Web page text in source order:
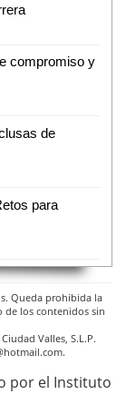
compromiso y
de
para
Queda prohibida la
de los contenidos sin
Valles, S.L.P.
por el Instituto